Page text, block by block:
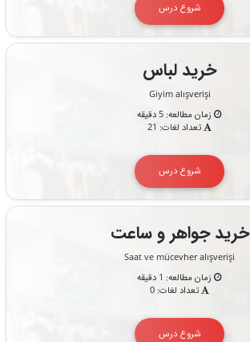
شروع درس
خرید لباس
Giyim alışverişi
زمان مطالعه: 5 دقیقه
تعداد لغات: 21
شروع درس
خرید جواهر و ساعت
Saat ve mücevher alışverişi
زمان مطالعه: 1 دقیقه
تعداد لغات: 0
شروع درس